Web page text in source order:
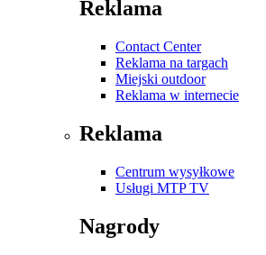
Reklama
Contact Center
Reklama na targach
Miejski outdoor
Reklama w internecie
Reklama
Centrum wysyłkowe
Usługi MTP TV
Nagrody